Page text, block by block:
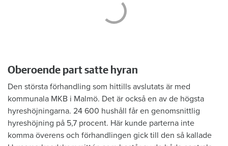
Oberoende part satte hyran
Den största förhandling som hittills avslutats är med
kommunala MKB i Malmö. Det är också en av de högsta
hyreshöjningarna. 24 600 hushåll får en genomsnittlig
hyreshöjning på 5,7 procent. Här kunde parterna inte
komma överens och förhandlingen gick till den så kallade